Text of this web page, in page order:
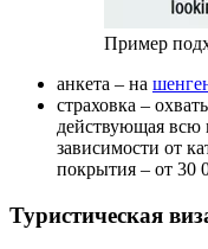
Пример
анкета – на
страховка –
действующая всю
зависимости от
покрытия – от 30
Туристическая